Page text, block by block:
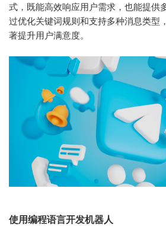
式，既能高效响应用户需求，也能提供
过优化关键词规则和支持多种消息类型
著提升用户满意度。
使用编程语言开发机器人